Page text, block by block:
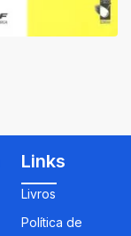
Links
Livros
Política de